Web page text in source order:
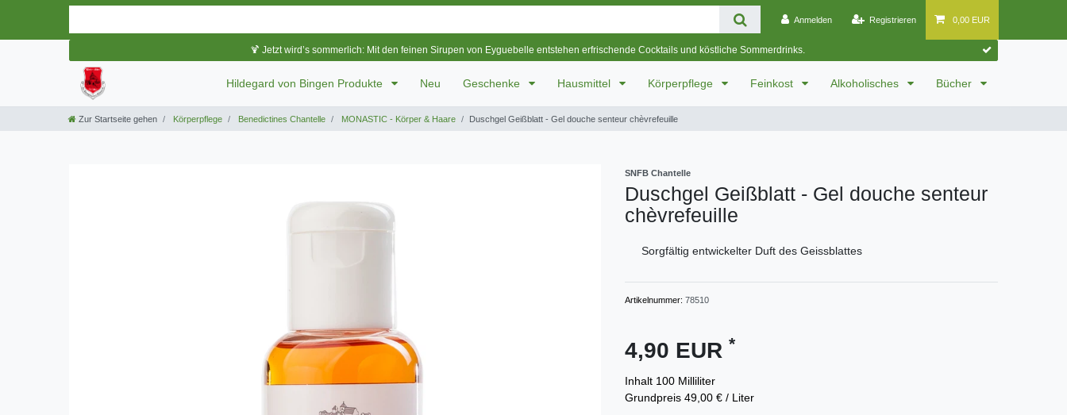
Anmelden Registrieren 0,00 EUR
🍹 Jetzt wird’s sommerlich: Mit den feinen Sirupen von Eyguebelle entstehen erfrischende Cocktails und köstliche Sommerdrinks.
Hildegard von Bingen Produkte Neu Geschenke Hausmittel Körperpflege Feinkost Alkoholisches Bücher
Zur Startseite gehen Körperpflege Benedictines Chantelle MONASTIC - Körper & Haare Duschgel Geißblatt - Gel douche senteur chèvrefeuille
SNFB Chantelle
Duschgel Geißblatt - Gel douche senteur
chèvrefeuille
Sorgfältig entwickelter Duft des Geissblattes
Artikelnummer: 78510
4,90 EUR *
Inhalt 100 Milliliter
Grundpreis 49,00 € / Liter